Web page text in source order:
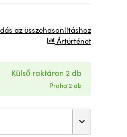
az összehasonlításhoz
Ártörténet
Külső raktáron 2 db
Praha 2 db